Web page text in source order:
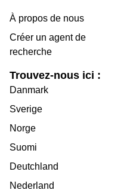
À propos de nous
Créer un agent de
recherche
Trouvez-nous ici :
Danmark
Sverige
Norge
Suomi
Deutchland
Nederland